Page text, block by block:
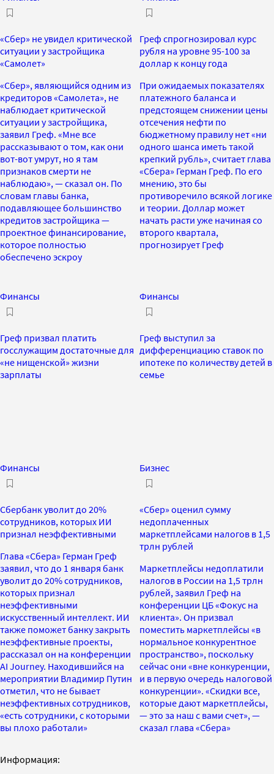
«Сбер» не увидел критической
ситуации у застройщика
«Самолет»
«Сбер», являющийся одним из
кредиторов «Самолета», не
наблюдает критической
ситуации у застройщика,
заявил Греф. «Мне все
рассказывают о том, как они
вот-вот умрут, но я там
признаков смерти не
наблюдаю», — сказал он. По
словам главы банка,
подавляющее большинство
кредитов застройщика —
проектное финансирование,
которое полностью
обеспечено эскроу
Греф спрогнозировал курс
рубля на уровне 95-100 за
доллар к концу года
При ожидаемых показателях
платежного баланса и
предстоящем снижении цены
отсечения нефти по
бюджетному правилу нет «ни
одного шанса иметь такой
крепкий рубль», считает глава
«Сбера» Герман Греф. По его
мнению, это бы
противоречило всякой логике
и теории. Доллар может
начать расти уже начиная со
второго квартала,
прогнозирует Греф
Финансы
Греф призвал платить
госслужащим достаточные для
«не нищенской» жизни
зарплаты
Финансы
Греф выступил за
дифференциацию ставок по
ипотеке по количеству детей в
семье
Финансы
Сбербанк уволит до 20%
сотрудников, которых ИИ
признал неэффективными
Глава «Сбера» Герман Греф
заявил, что до 1 января банк
уволит до 20% сотрудников,
которых признал
неэффективными
искусственный интеллект. ИИ
также поможет банку закрыть
неэффективные проекты,
рассказал он на конференции
AI Journey. Находившийся на
мероприятии Владимир Путин
отметил, что не бывает
неэффективных сотрудников,
«есть сотрудники, с которыми
вы плохо работали»
Бизнес
«Сбер» оценил сумму
недоплаченных
маркетплейсами налогов в 1,5
трлн рублей
Маркетплейсы недоплатили
налогов в России на 1,5 трлн
рублей, заявил Греф на
конференции ЦБ «Фокус на
клиента». Он призвал
поместить маркетплейсы «в
нормальное конкурентное
пространство», поскольку
сейчас они «вне конкуренции,
и в первую очередь налоговой
конкуренции». «Скидки все,
которые дают маркетплейсы,
— это за наш с вами счет», —
сказал глава «Сбера»
Информация: